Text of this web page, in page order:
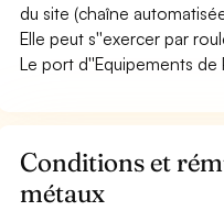
du site (chaîne
Elle peut s''exercer par
Le port d''Equipements de
Conditions et
métaux